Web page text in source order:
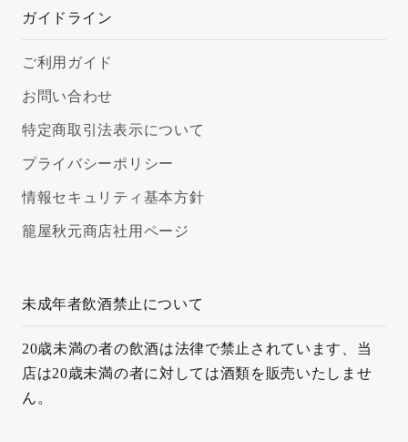
ガイドライン
ご利用ガイド
お問い合わせ
特定商取引法表示について
プライバシーポリシー
情報セキュリティ基本方針
籠屋秋元商店社用ページ
未成年者飲酒禁止について
20歳未満の者の飲酒は法律で禁止されています、当
店は20歳未満の者に対しては酒類を販売いたしませ
ん。